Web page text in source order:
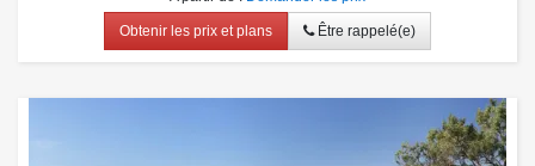
Obtenir les prix et plans Être rappelé(e)